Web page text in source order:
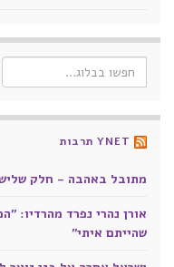
Search for:
YNET תרבות
מתובל באהבה - חלק
אורן נהרי נפרד מהרדיו:
שהייתם איתי"